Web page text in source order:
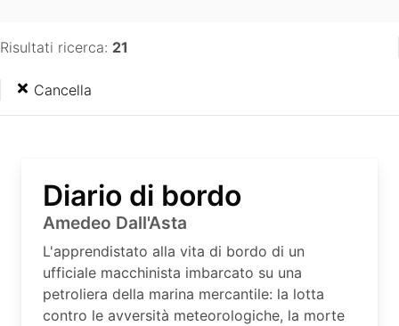
Risultati ricerca: 21
Cancella
Diario di bordo
Amedeo Dall'Asta
L'apprendistato alla vita di bordo di un
ufficiale macchinista imbarcato su una
petroliera della marina mercantile: la lotta
contro le avversità meteorologiche, la morte